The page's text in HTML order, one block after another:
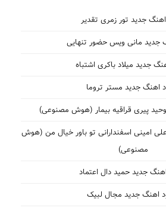
اهنگ جدید تور زمری تقدیر
جدید مانی ویس حضور تنهایی
جدید میلاد باکری اشتباه
اهنگ جدید مستر تروما
پیری قراقیه بیمار (هوش مصنوعی)
امینی اسفندارانی تو باور خیال من (هوش
مصنوعی)
جدید حمید دال اعتماد
اهنگ جدید مجال لبیک